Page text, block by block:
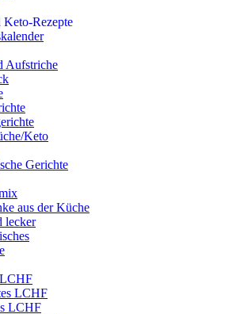
Rezepte
Aufstriche
Keto
Gerichte
aus der Küche
lecker
LCHF
LCHF